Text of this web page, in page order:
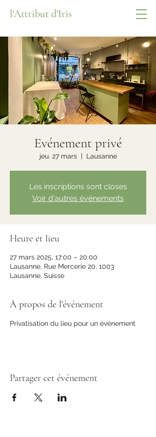
l'Attribut d'Iris
Evénement privé
jeu. 27 mars
  |
Lausanne
Les inscriptions sont closes
Voir d'autres événements
Heure et lieu
27 mars 2025, 17:00 – 20:00
Lausanne, Rue Mercerie 20, 1003
Lausanne, Suisse
À propos de l'événement
Privatisation du lieu pour un événement
Partager cet événement